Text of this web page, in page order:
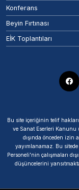
Konferans
Beyin Fırtınası
EİK Toplantıları
Bu site içeriğinin telif
ve Sanat Eserleri Kanunu
dışında önceden izin
yayımlanamaz. Bu
Personeli'nin çalışmaları
düşüncelerini